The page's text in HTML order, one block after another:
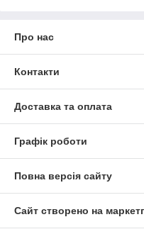
Про нас
Контакти
Доставка та оплата
Графік роботи
Повна версія сайту
Сайт створено на